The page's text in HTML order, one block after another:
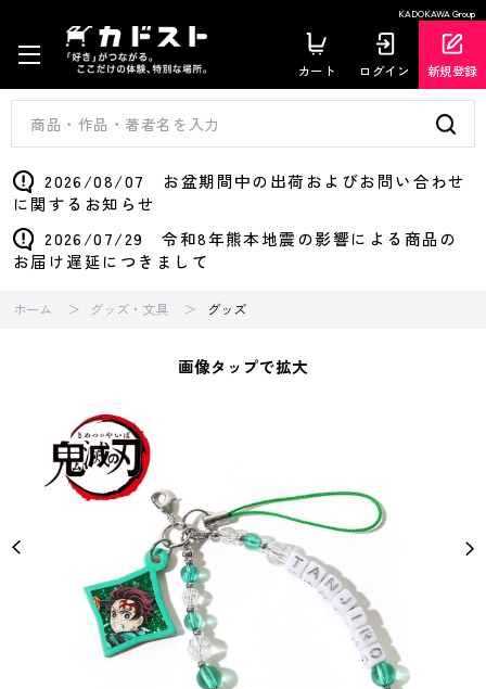
KADOKAWA Group
カート ログイン 新規登録
2026/08/07 お盆期間中の出荷およびお問い合わせ
に関するお知らせ
2026/07/29 令和8年熊本地震の影響による商品の
お届け遅延につきまして
ホーム グッズ・文具 グッズ
画像タップで拡大